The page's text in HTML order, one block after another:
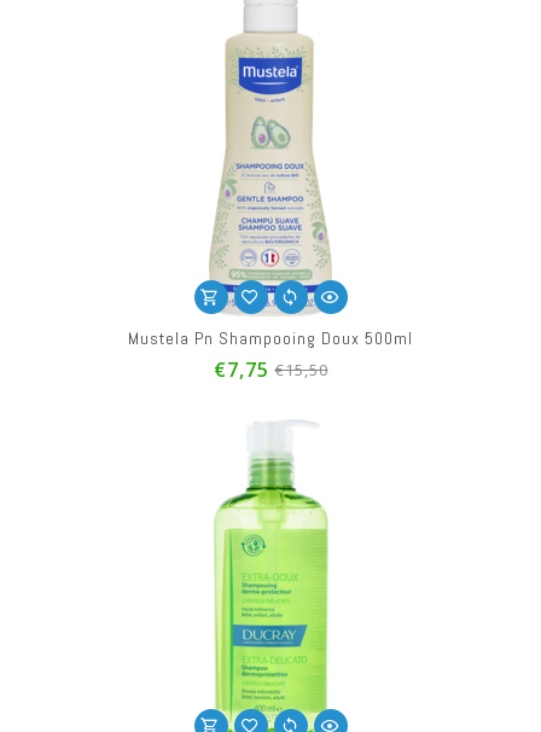
Mustela Pn Shampooing Doux 500ml
€7,75 €15,50